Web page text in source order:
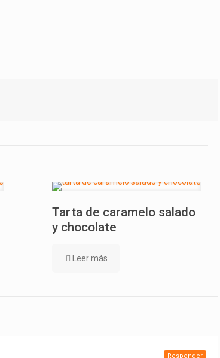
Tarta de caramelo salado
y chocolate
Leer más
Responder